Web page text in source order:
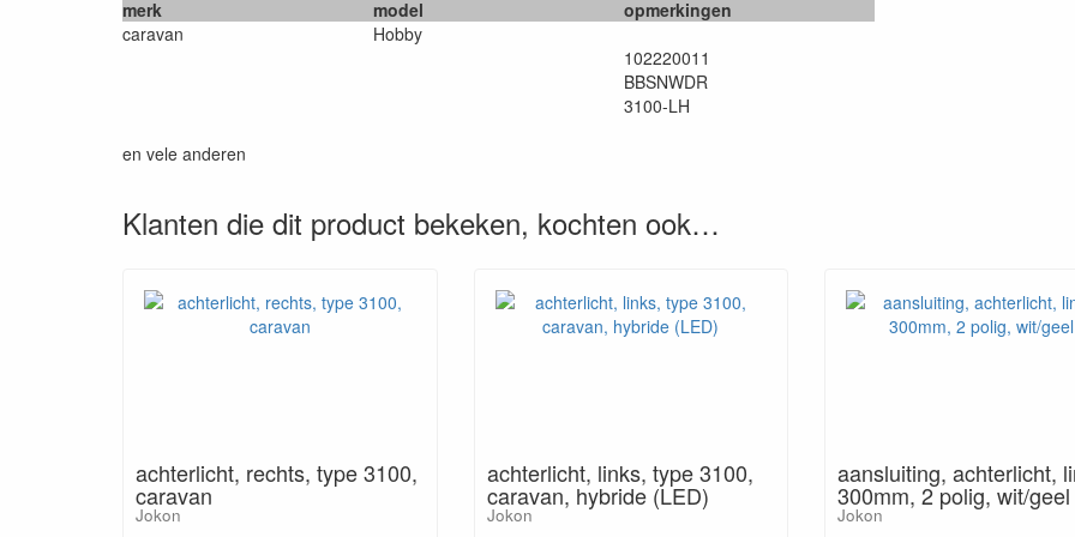
merk
model
opmerkingen
caravan
Hobby
102220011
BBSNWDR
3100-LH
en vele anderen
Klanten die dit product bekeken, kochten ook…
achterlicht, rechts, type 3100,
caravan
Jokon
achterlicht, links, type 3100,
caravan, hybride (LED)
Jokon
aansluiting, achterlicht,
300mm, 2 polig, wit/geel
Jokon